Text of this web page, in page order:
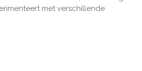
met verschillende